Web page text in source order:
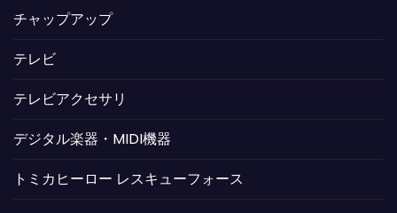
チャップアップ
テレビ
テレビアクセサリ
デジタル楽器・MIDI機器
トミカヒーロー レスキューフォース